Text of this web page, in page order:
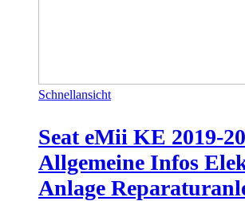
Schnellansicht
Seat eMii KE 2019-
Allgemeine Infos
Anlage